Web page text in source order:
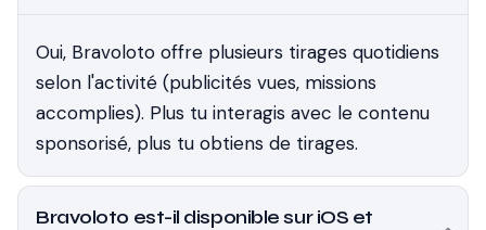
Oui, Bravoloto offre plusieurs tirages quotidiens
selon l'activité (publicités vues, missions
accomplies). Plus tu interagis avec le contenu
sponsorisé, plus tu obtiens de tirages.
Bravoloto est-il disponible sur iOS et